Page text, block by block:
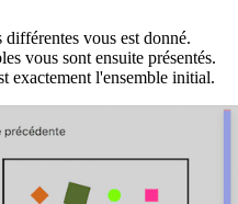
vous est donné.
vous sont ensuite présentés.
exactement l'ensemble initial.